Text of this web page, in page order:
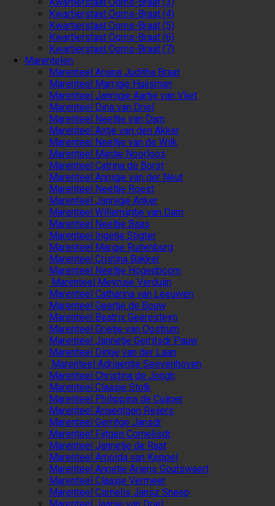
Kwartierstaat Ooms-Braat (4)
Kwartierstaat Ooms-Braat (5)
Kwartierstaat Ooms-Braat (6)
Kwartierstaat Ooms-Braat (7)
Marentelen
Marenteel Ariana Juditha Braat
Marenteel Marrigje Huijsman
Marenteel Jannigje Aartje van Vliet
Marenteel Dina van Driel
Marenteel Neeltje van Dam
Marenteel Antje van den Akker
Marenteel Neeltje van de Wilk
Marenteel Mijntje Noorloos
Marenteel Catrina de Borst
Marenteel Annigje van der Neut
Marenteel Neeltje Roest
Marenteel Jannigje Anker
Marenteel Willemijntje van Dam
Marenteel Neeltje Baas
Marenteel Ingetje Stigter
Marenteel Margje Ruitenburg
Marenteel Cristina Bakker
Marenteel Neeltje Hogenboom
Marenteel Meynsje Verduijn
Marenteel Catharina van Leeuwen
Marenteel Geertje de Bouw
Marenteel Beatrix Geeresteyn
Marenteel Grietje van Oostrum
Marenteel Jannetje Gerritsdr Pauw
Marenteel Dirkje van der Laan
Marenteel Adriaentje Seevenhoven
Marenteel Christina de Jongh
Marenteel Claasje Stolk
Marenteel Philippina de Cuijper
Marenteel Ariaentgen Reijers
Marenteel Gerritge Jansdr
Marenteel Fijtgen Cornelisdr
Marenteel Jannetje de Raat
Marenteel Arnolda van Keppel
Marenteel Annetje Ariens Goutswaert
Marenteel Claasje Vermeer
Marenteel Cornelis Jansz Sneep